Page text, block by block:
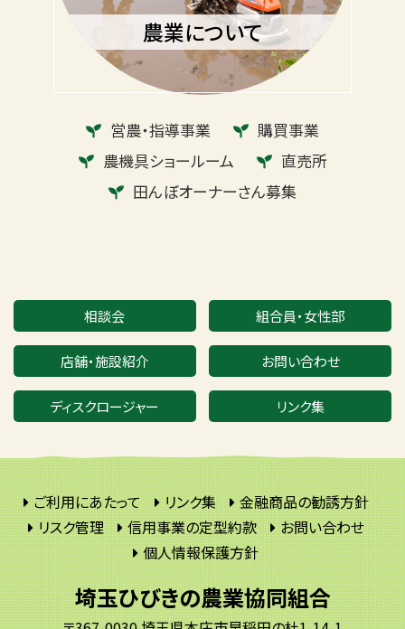
農業について
営農・指導事業
購買事業
農機具ショールーム
直売所
田んぼオーナーさん募集
相談会 組合員・女性部
店舗・施設紹介 お問い合わせ
ディスクロージャー リンク集
ご利用にあたって リンク集
金融商品の勧誘方針
リスク管理
信用事業の定型約款
お問い合わせ
個人情報保護方針
埼玉ひびきの農業協同組合